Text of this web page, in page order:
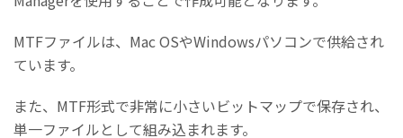
MTFファイルは、Mac OSやWindowsパソコンで供給され
ています。
また、MTF形式で非常に小さいビットマップで保存され、
単一ファイルとして組み込まれます。